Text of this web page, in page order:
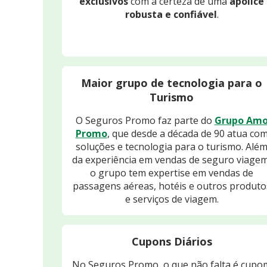
robusta e confiável.
Maior grupo de tecnologia para o
Turismo
O Seguros Promo faz parte do Grupo
Promo, que desde a década de 90 atua
soluções e tecnologia para o turismo. Além
da experiência em vendas de seguro
o grupo tem expertise em vendas de
passagens aéreas, hotéis e outros
e serviços de viagem.
Cupons Diários